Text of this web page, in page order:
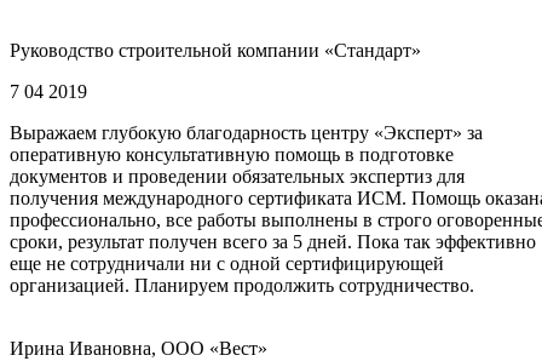
Руководство строительной компании «Стандарт»
7 04 2019
Выражаем глубокую благодарность центру «Эксперт» за
оперативную консультативную помощь в подготовке
документов и проведении обязательных экспертиз для
получения международного сертификата ИСМ. Помощь
профессионально, все работы выполнены в строго
сроки, результат получен всего за 5 дней. Пока так эффективно
еще не сотрудничали ни с одной сертифицирующей
организацией. Планируем продолжить сотрудничество.
Ирина Ивановна, ООО «Вест»